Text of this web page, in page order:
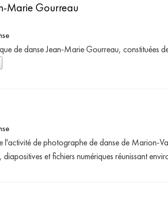
Marie Gourreau
de danse Jean-Marie Gourreau,
l'activité de photographe de danse de Marion-
et fichiers numériques réunissant